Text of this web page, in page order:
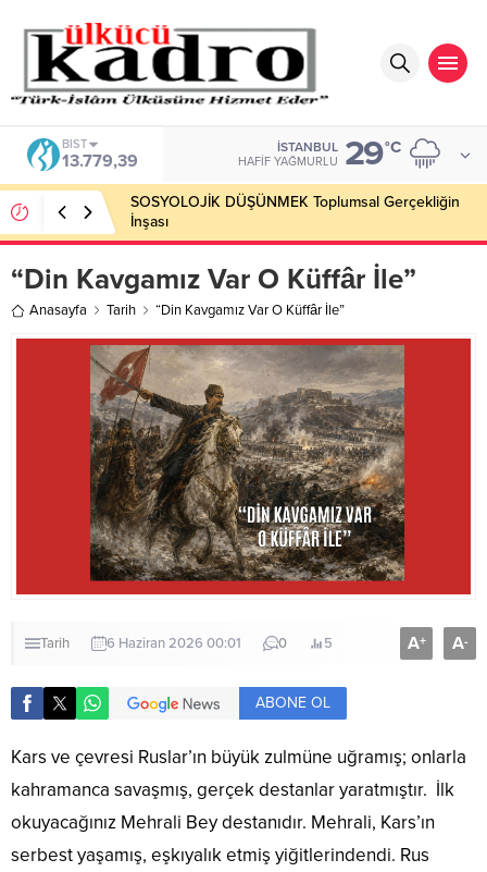
BIST
13.779,39
İSTANBUL
HAFIF YAĞMURLU 29°C
SOSYOLOJİK DÜŞÜNMEK Toplumsal Gerçekliğin
İnşası
“Din Kavgamız Var O Küffâr İle”
Anasayfa Tarih “Din Kavgamız Var O Küffâr İle”
Tarih 6 Haziran 2026 00:01 0 5 A+ A-
ABONE OL
Kars ve çevresi Ruslar’ın büyük zulmüne uğramış; onlarla
kahramanca savaşmış, gerçek destanlar yaratmıştır. İlk
okuyacağınız Mehrali Bey destanıdır. Mehrali, Kars’ın
serbest yaşamış, eşkıyalık etmiş yiğitlerindendi. Rus